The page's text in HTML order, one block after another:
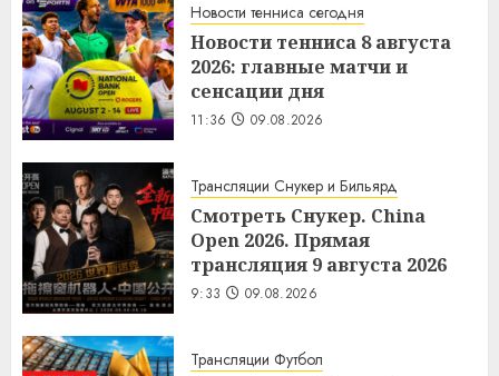
Новости тенниса сегодня
Новости тенниса 8 августа
2026: главные матчи и
сенсации дня
11:36 09.08.2026
Трансляции Снукер и Бильярд
Смотреть Снукер. China
Open 2026. Прямая
трансляция 9 августа 2026
9:33 09.08.2026
Трансляции Футбол